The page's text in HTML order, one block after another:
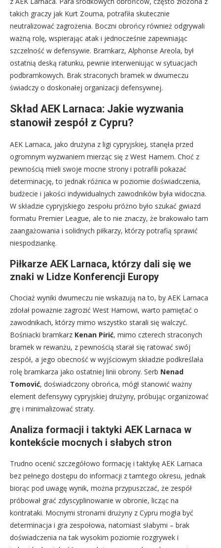
takich graczy jak Kurt Zouma, potrafiła skutecznie
neutralizować zagrożenia. Boczni obrońcy również odgrywali
ważną rolę, wspierając atak i jednocześnie zapewniając
szczelność w defensywie. Bramkarz, Alphonse Areola, był
ostatnią deską ratunku, pewnie interweniując w sytuacjach
podbramkowych. Brak straconych bramek w dwumeczu
świadczy o doskonałej organizacji defensywnej.
Skład AEK Larnaca: Jakie wyzwania
stanowił zespół z Cypru?
AEK Larnaca, jako drużyna z ligi cypryjskiej, stanęła przed
ogromnym wyzwaniem mierząc się z West Hamem. Choć z
pewnością mieli swoje mocne strony i potrafili pokazać
determinację, to jednak różnica w poziomie doświadczenia,
budżecie i jakości indywidualnych zawodników była widoczna.
W składzie cypryjskiego zespołu próżno było szukać gwiazd
formatu Premier League, ale to nie znaczy, że brakowało tam
zaangażowania i solidnych piłkarzy, którzy potrafią sprawić
niespodziankę.
Piłkarze AEK Larnaca, którzy dali się we
znaki w Lidze Konferencji Europy
Chociaż wyniki dwumeczu nie wskazują na to, by AEK Larnaca
zdołał poważnie zagrozić West Hamowi, warto pamiętać o
zawodnikach, którzy mimo wszystko starali się walczyć.
Bośniacki bramkarz Kenan Pirić, mimo czterech straconych
bramek w rewanżu, z pewnością starał się ratować swój
zespół, a jego obecność w wyjściowym składzie podkreślała
rolę bramkarza jako ostatniej linii obrony. Serb Nenad
Tomović, doświadczony obrońca, mógł stanowić ważny
element defensywy cypryjskiej drużyny, próbując organizować
grę i minimalizować straty.
Analiza formacji i taktyki AEK Larnaca w
kontekście mocnych i słabych stron
Trudno ocenić szczegółowo formację i taktykę AEK Larnaca
bez pełnego dostępu do informacji z tamtego okresu, jednak
biorąc pod uwagę wynik, można przypuszczać, że zespół
próbował grać zdyscyplinowanie w obronie, licząc na
kontrataki. Mocnymi stronami drużyny z Cypru mogła być
determinacja i gra zespołowa, natomiast słabymi – brak
doświadczenia na tak wysokim poziomie rozgrywek i